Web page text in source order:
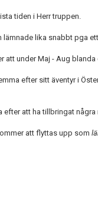
tiden i Herr truppen.
lämnade lika snabbt pga
att under Maj - Aug
efter sitt äventyr i
efter att ha tillbringat några
att flyttas upp som